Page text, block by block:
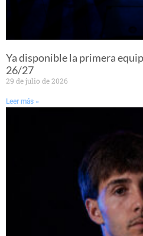
Ya disponible la primera
26/27
29 de julio de 2026
Leer más »